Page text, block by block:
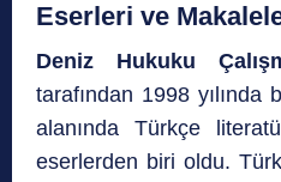
Eserleri ve
Deniz Hukuku
tarafından 1998 yılında
alanında Türkçe
eserlerden biri oldu.